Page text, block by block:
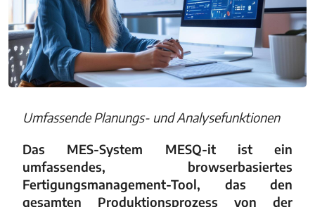
Umfassende Planungs- und Analysefunktionen
Das MES-System MESQ-it ist ein
umfassendes, browserbasiertes
Fertigungsmanagement-Tool, das den
gesamten Produktionsprozess von der